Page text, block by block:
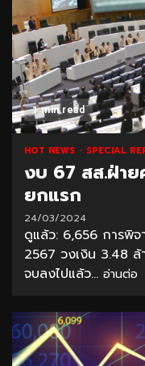
1 min read
HOT NEWS SPECIAL
งบ 67 สส.ฝ่า
ยกแรก
24/03/2024
ดูแล้ว: 6,656 การพิจ
2567 วงเงิน 3.48 ล้
จบลงไปแล้ว... อ่านต่อ